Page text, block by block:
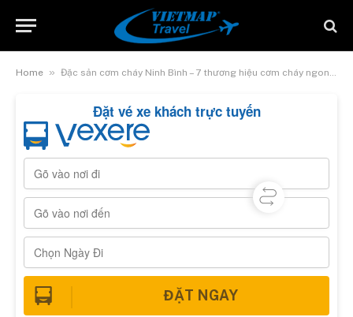
Home » Đặc sản cơm cháy Ninh Bình – 7 thương hiệu cơm cháy ngon nhất
Đặt vé xe khách trực tuyến
ĐẶT NGAY